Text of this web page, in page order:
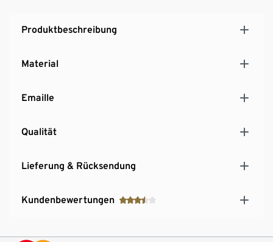
Produktbeschreibung
Material
Emaille
Qualität
Lieferung & Rücksendung
Kundenbewertungen